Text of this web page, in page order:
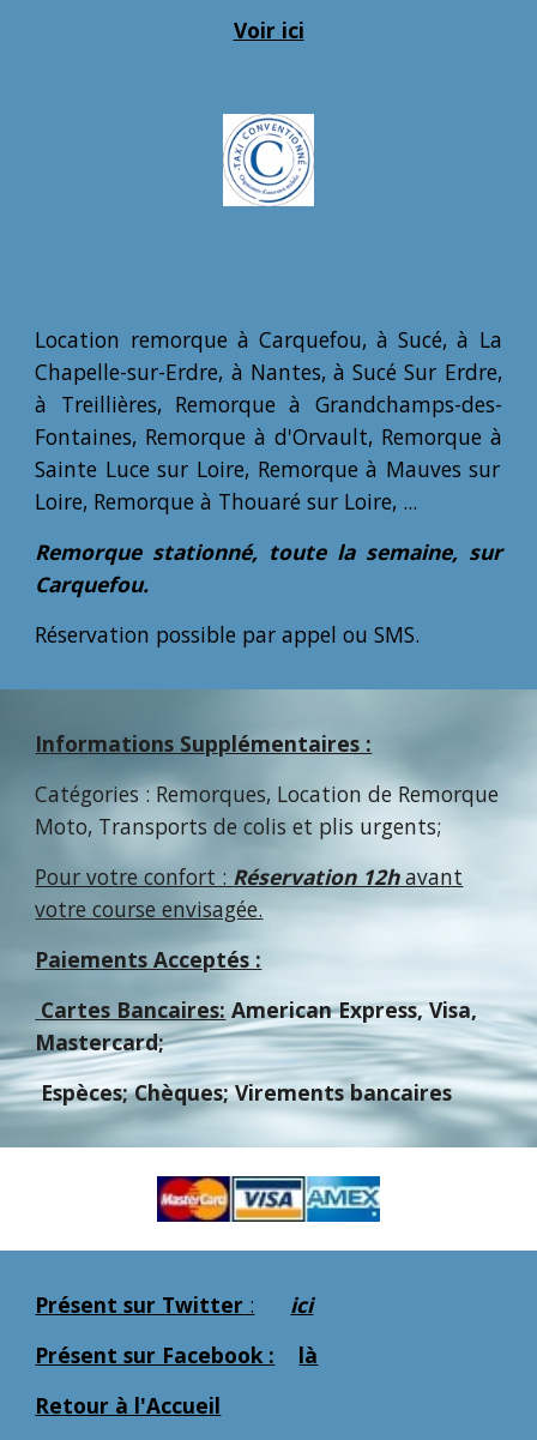
Voir ici
Location remorque à Carquefou,à Sucé,à La
Chapelle-sur-Erdre, à Nantes,à Sucé Sur Erdre,
à Treillières, Remorque à Grandchamps-des-
Fontaines, Remorque à d'Orvault, Remorque à
Sainte Luce sur Loire, Remorque à Mauves sur
Loire, Remorque à Thouaré sur Loire, ...
Remorquestationné, toute la semaine, sur
Carquefou.
Réservation possible par appel ou SMS.
Informations Supplémentaires :
Catégories :Remorques, Location de Remorque
Moto, Transports de colis et plis urgents;
Pour votre confort : Réservation 12havant
votre course envisagée.
Paiements Acceptés :
Cartes Bancaires: American Express, Visa,
Mastercard;
Espèces; Chèques; Virements bancaires
Présent sur Twitter :
ici
Présent sur Facebook :
là
Retour à l'Accueil